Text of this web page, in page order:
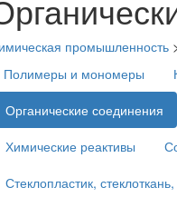
промышленность
Полимеры и мономеры
Органические соединения
Химические реактивы
Стеклопластик,